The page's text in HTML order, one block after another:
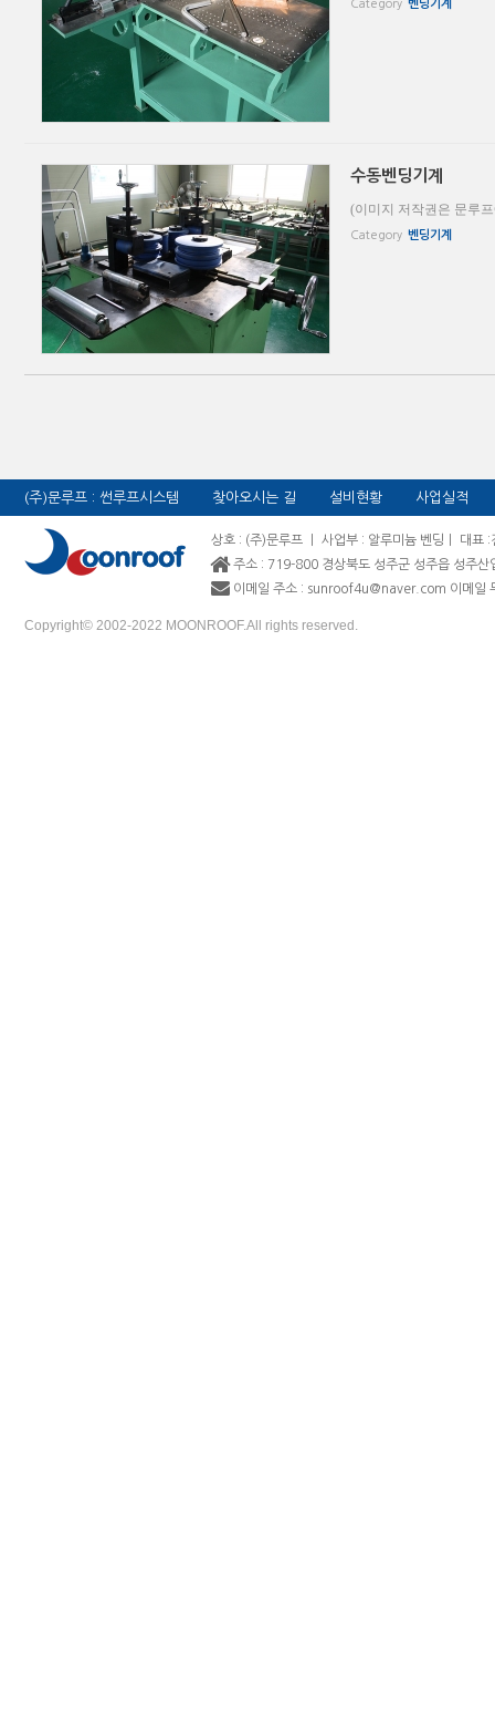
Category 벤딩기계
수동벤딩기계
(이미지 저작권은 문루
Category 벤딩기계
(주)문루프 : 썬루프시스템 찾아오시는 길 설비현황 사업실적
상호 : (주)문루프 ㅣ 사업부 : 알루미늄 벤딩ㅣ 대
주소 : 719-800 경상북도 성주군 성주읍 성주산
이메일 주소 : sunroof4u@naver.com 이메일
Copyright© 2002-2022 MOONROOF.All rights reserved.